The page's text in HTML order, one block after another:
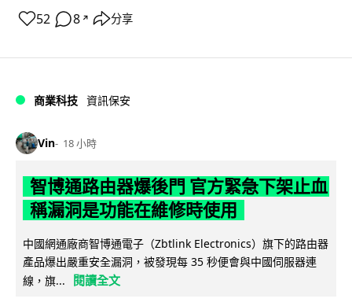
52 8 ↗ 分享
商業科技 資訊保安
Vin 18 小時
智博通路由器爆後門 官方緊急下架止血
稱漏洞是功能在維修時使用
中國網通廠商智博通電子（Zbtlink Electronics）旗下的路由器
產品爆出嚴重安全漏洞，被發現每 35 秒便會與中國伺服器連
線，旗...
閱讀全文